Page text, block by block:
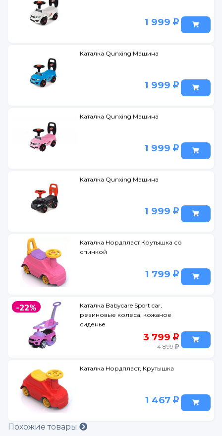
1 999
Каталка Qunxing Машина
1 999
Каталка Qunxing Машина
1 999
Каталка Qunxing Машина
1 999
Каталка Нордпласт Крутышка со
спинкой
1 799
-22%
Каталка Babycare Sport car,
резиновые колеса, кожаное
сиденье
3 799
4 899
Каталка Нордпласт, Крутышка
1 467
Похожие товары